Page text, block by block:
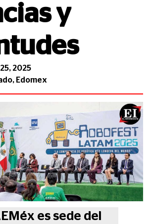
y
2025
, Edomex
es sede del